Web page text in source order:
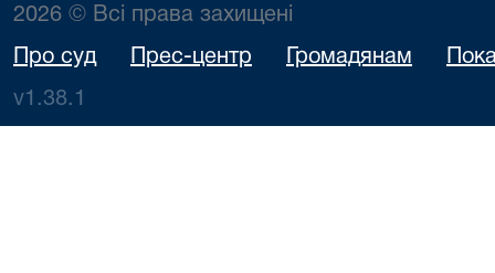
2026 © Всі права захищені
Про суд Прес-центр Громадянам
v1.38.1